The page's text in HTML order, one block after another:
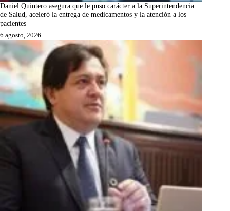
Daniel Quintero asegura que le puso carácter a la Superintendencia
de Salud, aceleró la entrega de medicamentos y la atención a los
pacientes
6 agosto, 2026